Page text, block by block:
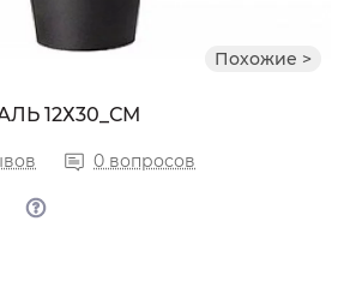
Похожие >
12Х30_СМ
0 вопросов